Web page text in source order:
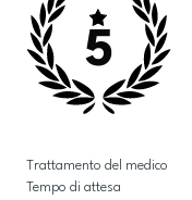
5
Trattamento del medico
Tempo di attesa